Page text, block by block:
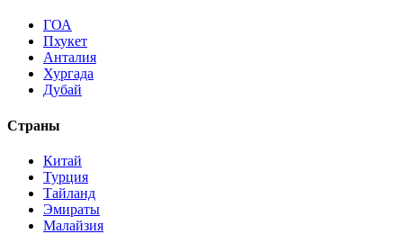
ГОА
Пхукет
Анталия
Хургада
Дубай
Страны
Китай
Турция
Тайланд
Эмираты
Малайзия